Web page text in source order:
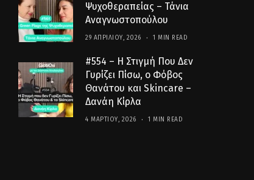
Ψυχοθεραπείας – Τάνια
Αναγνωστοπούλου
29 ΑΠΡΙΛΊΟΥ, 2026 1 MIN READ
#554 – Η Στιγμή Που Δεν
Γυρίζει Πίσω, ο Φόβος
Θανάτου και Skincare –
Δανάη Κίρλα
4 ΜΑΡΤΊΟΥ, 2026 1 MIN READ